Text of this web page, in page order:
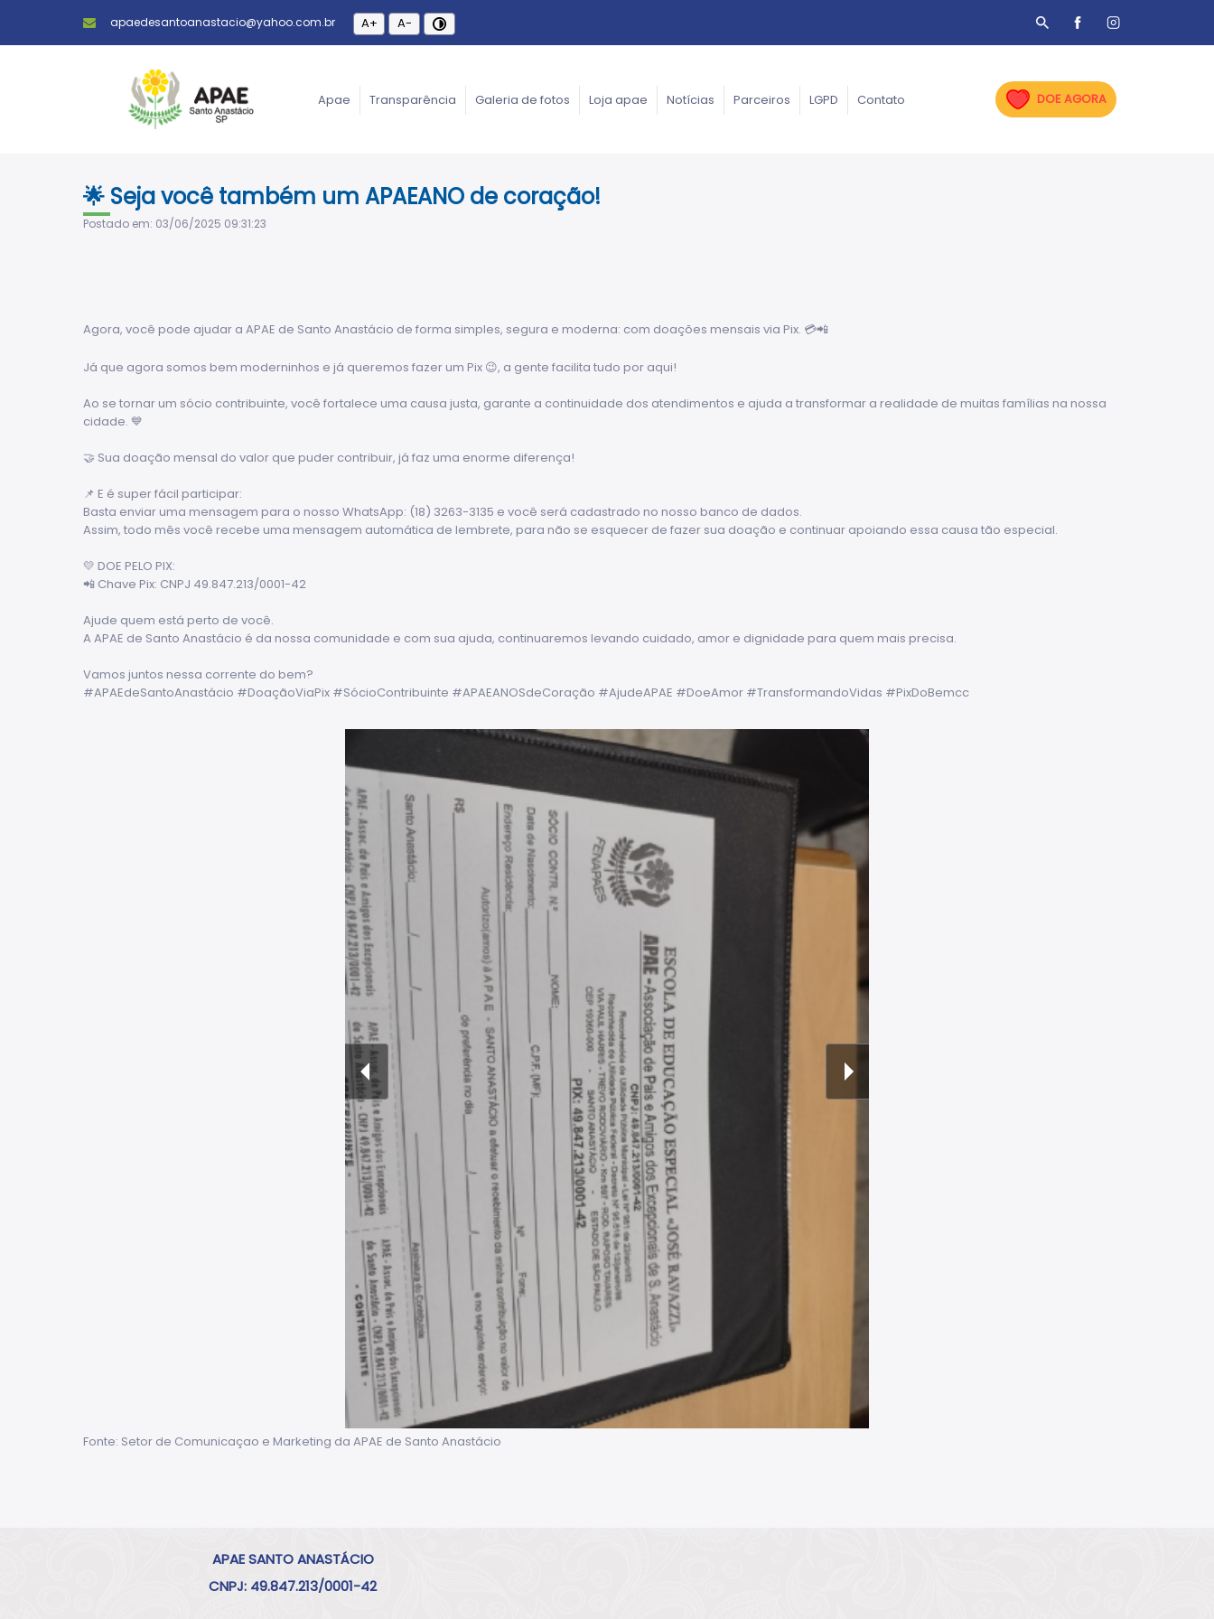
apaedesantoanastacio@yahoo.com.br A+ A-
Apae Transparência Galeria de fotos Loja apae Notícias Parceiros LGPD Contato DOE AGORA
🌟 Seja você também um APAEANO de coração!
Postado em: 03/06/2025 09:31:23
Agora, você pode ajudar a APAE de Santo Anastácio de forma simples, segura e moderna: com doações mensais via Pix. 💳📲
Já que agora somos bem moderninhos e já queremos fazer um Pix 😉, a gente facilita tudo por aqui!
Ao se tornar um sócio contribuinte, você fortalece uma causa justa, garante a continuidade dos atendimentos e ajuda a transformar a realidade de muitas famílias na nossa
cidade. 💙
🤝 Sua doação mensal do valor que puder contribuir, já faz uma enorme diferença!
📌 E é super fácil participar:
Basta enviar uma mensagem para o nosso WhatsApp: (18) 3263-3135 e você será cadastrado no nosso banco de dados.
Assim, todo mês você recebe uma mensagem automática de lembrete, para não se esquecer de fazer sua doação e continuar apoiando essa causa tão especial.
💛 DOE PELO PIX:
📲 Chave Pix: CNPJ 49.847.213/0001-42
Ajude quem está perto de você.
A APAE de Santo Anastácio é da nossa comunidade e com sua ajuda, continuaremos levando cuidado, amor e dignidade para quem mais precisa.
Vamos juntos nessa corrente do bem?
#APAEdeSantoAnastácio #DoaçãoViaPix #SócioContribuinte #APAEANOSdeCoração #AjudeAPAE #DoeAmor #TransformandoVidas #PixDoBemcc
Fonte: Setor de Comunicaçao e Marketing da APAE de Santo Anastácio
APAE SANTO ANASTÁCIO
CNPJ: 49.847.213/0001-42